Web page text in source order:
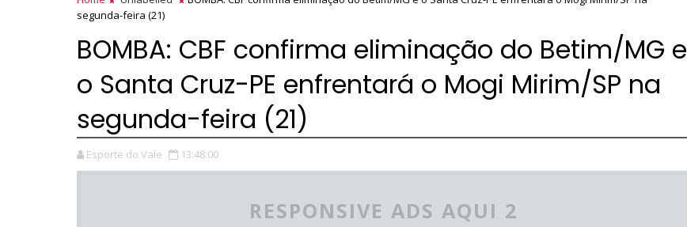
segunda-feira (21)
BOMBA: CBF confirma eliminação do Betim/MG e
o Santa Cruz-PE enfrentará o Mogi Mirim/SP na
segunda-feira (21)
Esporte do Vale 13:48:00
RESPONSIVE ADS AQUI 2